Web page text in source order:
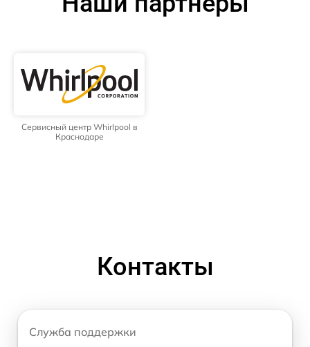
Сервисный центр Whirlpool в
Краснодаре
Контакты
Служба поддержки